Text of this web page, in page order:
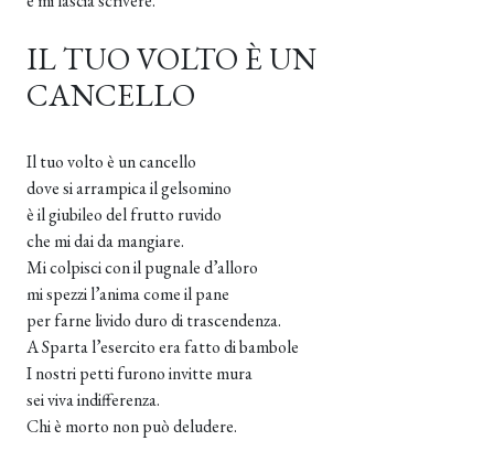
IL TUO VOLTO È UN
CANCELLO
Il tuo volto è un cancello
dove si arrampica il gelsomino
è il giubileo del frutto ruvido
che mi dai da mangiare.
Mi colpisci con il pugnale d’alloro
mi spezzi l’anima come il pane
per farne livido duro di trascendenza.
A Sparta l’esercito era fatto di bambole
I nostri petti furono invitte mura
sei viva indifferenza.
Chi è morto non può deludere.